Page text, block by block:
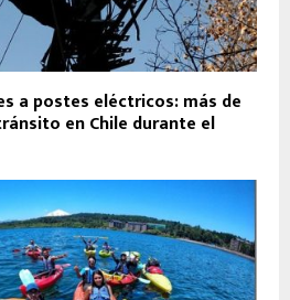
a postes eléctricos: más de
en Chile durante el